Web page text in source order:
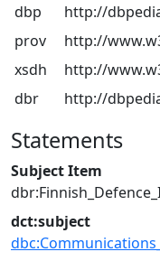
dbp
http://
prov
http://
xsdh
http://
dbr
http://
Statements
Subject Item
dct:subject